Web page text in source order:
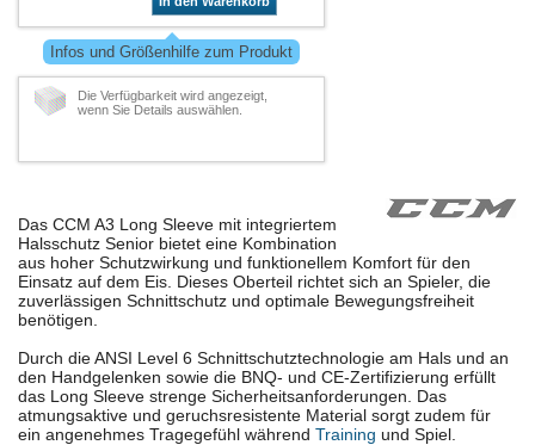
Infos und Größenhilfe zum Produkt
Die Verfügbarkeit wird angezeigt,
wenn Sie Details auswählen.
Das CCM A3 Long Sleeve mit integriertem
Halsschutz Senior bietet eine Kombination
aus hoher Schutzwirkung und funktionellem Komfort für den
Einsatz auf dem Eis. Dieses Oberteil richtet sich an Spieler, die
zuverlässigen Schnittschutz und optimale Bewegungsfreiheit
benötigen.
Durch die ANSI Level 6 Schnittschutztechnologie am Hals und an
den Handgelenken sowie die BNQ- und CE-Zertifizierung erfüllt
das Long Sleeve strenge Sicherheitsanforderungen. Das
atmungsaktive und geruchsresistente Material sorgt zudem für
ein angenehmes Tragegefühl während Training und Spiel.